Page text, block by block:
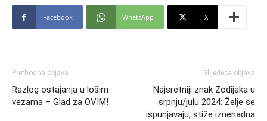
Facebook WhatsApp X
Prethodna objava
Razlog ostajanja u lošim
vezama – Glad za OVIM!
Slijedeća objava
Najsretniji znak Zodijaka u
srpnju/julu 2024: Želje se
ispunjavaju, stiže iznenadna